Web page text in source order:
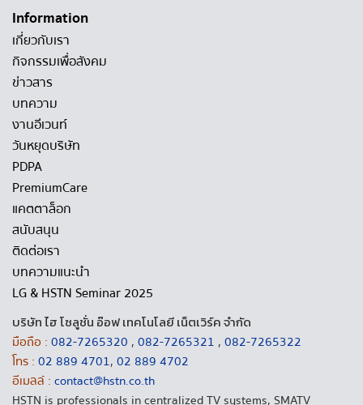
Information
เกี่ยวกับเรา
กิจกรรมเพื่อสังคม
ข่าวสาร
บทความ
งานอีเวนท์
วันหยุดบริษัท
PDPA
PremiumCare
แคตตาล็อก
สนับสนุน
ติดต่อเรา
บทความแนะนำ
LG & HSTN Seminar 2025
บริษัท ไฮ โซลูชั่น อ๊อฟ เทคโนโลยี เน็ตเวิร์ค จำกัด
มือถือ : 082-7265320 , 082-7265321 , 082-7265322
โทร : 02 889 4701, 02 889 4702
อีเมลล์ : contact@hstn.co.th
HSTN is professionals in centralized TV systems, SMATV